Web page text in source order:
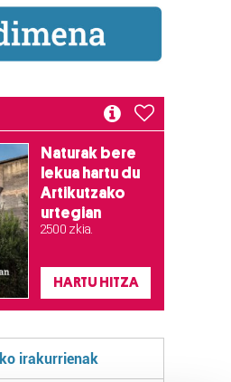
Naturak bere
lekua hartu du
Artikutzako
urtegian
2.500 zkia.
HARTU HITZA
irakurrienak